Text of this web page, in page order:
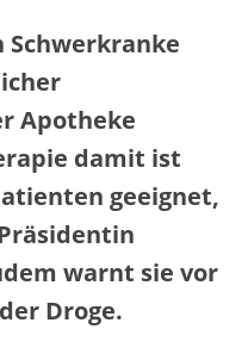
Schwerkranke
Apotheke
damit ist
geeignet,
warnt sie vor
Droge.